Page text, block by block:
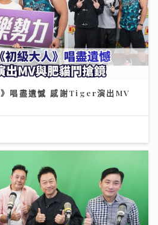
唱盡遺憾 感謝Tiger演出MV